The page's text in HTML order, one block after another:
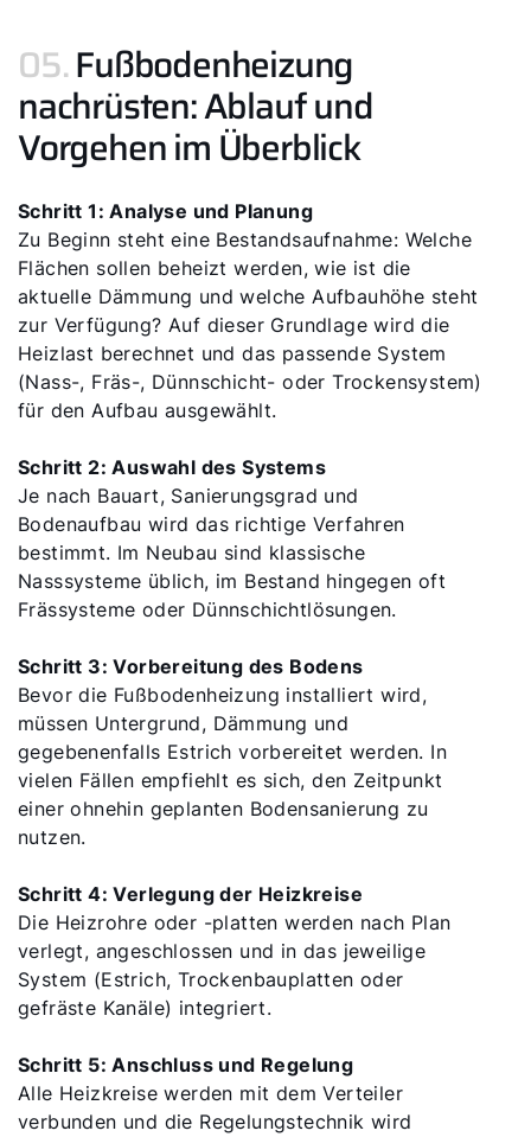
05.Fußbodenheizung
nachrüsten: Ablauf und
Vorgehen im Überblick
Schritt 1: Analyse und Planung
Zu Beginn steht eine Bestandsaufnahme: Welche
Flächen sollen beheizt werden, wie ist die
aktuelle Dämmung und welche Aufbauhöhe steht
zur Verfügung? Auf dieser Grundlage wird die
Heizlast berechnet und das passende System
(Nass-, Fräs-, Dünnschicht- oder Trockensystem)
für den Aufbau ausgewählt.
Schritt 2: Auswahl des Systems
Je nach Bauart, Sanierungsgrad und
Bodenaufbau wird das richtige Verfahren
bestimmt. Im Neubau sind klassische
Nasssysteme üblich, im Bestand hingegen oft
Frässysteme oder Dünnschichtlösungen.
Schritt 3: Vorbereitung des Bodens
Bevor die Fußbodenheizung installiert wird,
müssen Untergrund, Dämmung und
gegebenenfalls Estrich vorbereitet werden. In
vielen Fällen empfiehlt es sich, den Zeitpunkt
einer ohnehin geplanten Bodensanierung zu
nutzen.
Schritt 4: Verlegung der Heizkreise
Die Heizrohre oder -platten werden nach Plan
verlegt, angeschlossen und in das jeweilige
System (Estrich, Trockenbauplatten oder
gefräste Kanäle) integriert.
Schritt 5: Anschluss und Regelung
Alle Heizkreise werden mit dem Verteiler
verbunden und die Regelungstechnik wird